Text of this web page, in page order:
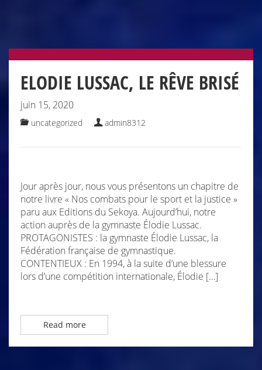
ELODIE LUSSAC, LE RÊVE BRISÉ
juin 15, 2020
uncategorized admin8312
Jour après jour, nous vous présentons un chapitre de
notre livre « Nos combats pour le sport et la justice »
paru aux Editions du Sekoya. Aujourd’hui, notre
action auprès de la gymnaste Élodie Lussac.
PROTAGONISTES : la gymnaste Élodie Lussac, la
Fédération française de gymnastique.
CONTENTIEUX : En 1994, à la suite d’une blessure
lors d’une compétition internationale, Élodie […]
Read more